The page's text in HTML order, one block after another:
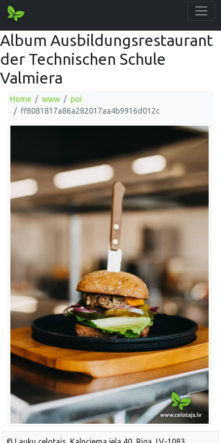
Album Ausbildungsrestaurant
der Technischen Schule
Valmiera
Home www
poi
ff8081817a86a282017aa4b9916d012c